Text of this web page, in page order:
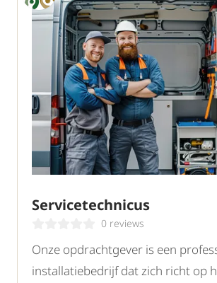
Servicetechnicus
0 reviews
Onze opdrachtgever is een
installatiebedrijf dat zich richt op